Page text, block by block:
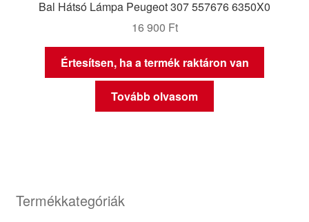
Bal Hátsó Lámpa Peugeot 307 557676 6350X0
16 900 Ft
Értesítsen, ha a termék raktáron van
Tovább olvasom
Termékkategóriák